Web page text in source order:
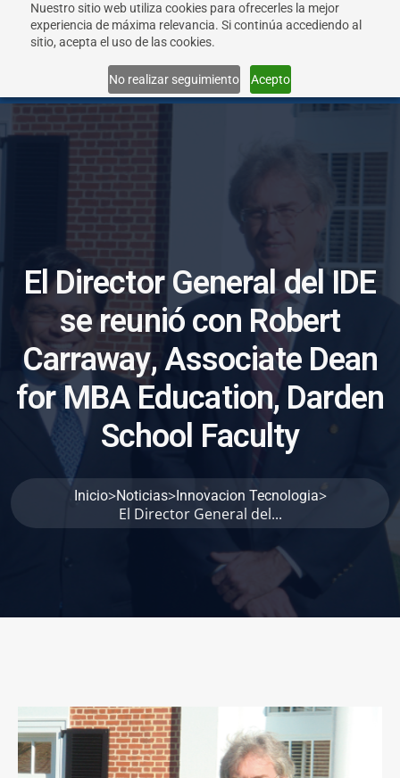
Nuestro sitio web utiliza cookies para ofrecerles la mejor
experiencia de máxima relevancia. Si continúa accediendo al
sitio, acepta el uso de las cookies.
No realizar seguimiento Acepto
ElDirector General del IDE
sereunió con Robert
Carraway, Associate Dean
for MBA Education, Darden
Schoo Faculty
Inicio>Noticias>Innovacion Tecnologia>
El Director General del...